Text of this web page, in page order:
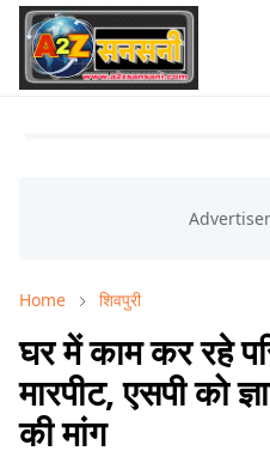
Home शिवपुरी
घर में काम कर रहे
मारपीट, एसपी को
की मांग